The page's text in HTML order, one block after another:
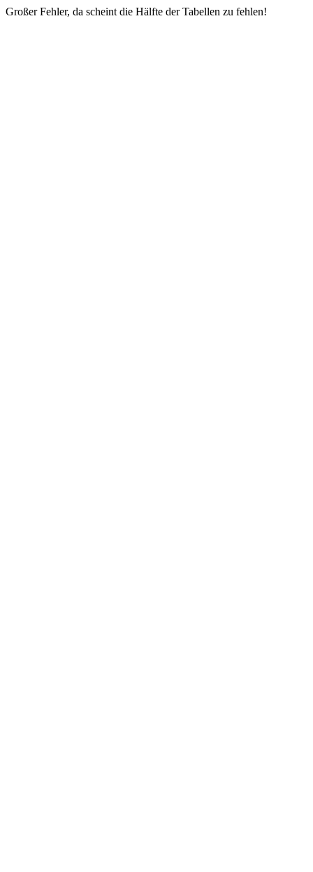
Großer Fehler, da scheint die Hälfte der Tabellen zu fehlen!